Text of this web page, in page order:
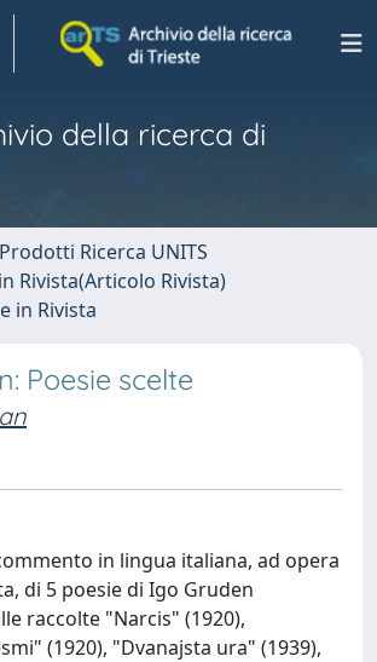
della ricerca di
Ricerca UNITS
Rivista(Articolo Rivista)
in Rivista
Poesie scelte
in lingua italiana, ad opera
di 5 poesie di Igo Gruden
raccolte "Narcis" (1920),
(1920), "Dvanajsta ura" (1939),